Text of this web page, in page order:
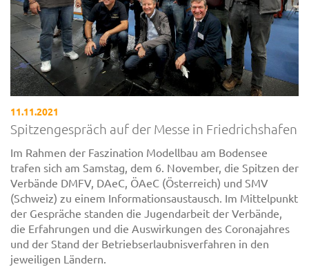
11.11.2021
Spitzengespräch auf der Messe in Friedrichshafen
Im Rahmen der Faszination Modellbau am Bodensee
trafen sich am Samstag, dem 6. November, die Spitzen der
Verbände DMFV, DAeC, ÖAeC (Österreich) und SMV
(Schweiz) zu einem Informationsaustausch. Im Mittelpunkt
der Gespräche standen die Jugendarbeit der Verbände,
die Erfahrungen und die Auswirkungen des Coronajahres
und der Stand der Betriebserlaubnisverfahren in den
jeweiligen Ländern.